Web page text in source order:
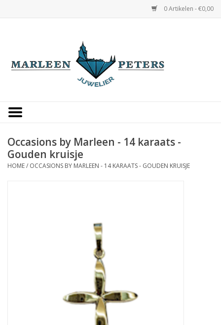
0 Artikelen - €0,00
Occasions
Occasions by Marleen - 14 karaats -
Gouden kruisje
HOME/ OCCASIONS BY MARLEEN - 14 KARAATS - GOUDEN KRUISJE